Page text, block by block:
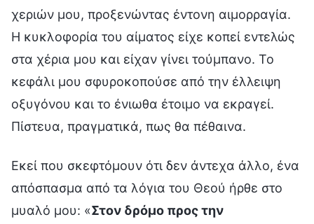
χεριών μου, προξενώντας έντονη αιμορραγία.
Η κυκλοφορία του αίματος είχε κοπεί εντελώς
στα χέρια μου και είχαν γίνει τούμπανο. Το
κεφάλι μου σφυροκοπούσε από την έλλειψη
οξυγόνου και το ένιωθα έτοιμο να εκραγεί.
Πίστευα, πραγματικά, πως θα πέθαινα.
Εκεί που σκεφτόμουν ότι δεν άντεχα άλλο, ένα
απόσπασμα από τα λόγια του Θεού ήρθε στο
μυαλό μου: «Στον δρόμο προς την